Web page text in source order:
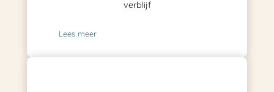
verblijf
Lees meer